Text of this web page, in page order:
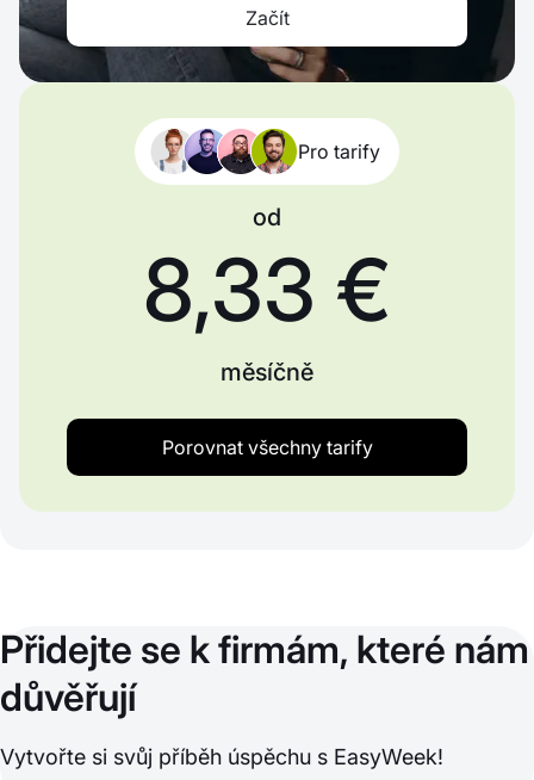
Začít
Pro tarify
od
8,33 €
měsíčně
Porovnat všechny tarify
Přidejte se k firmám, které nám
důvěřují
Vytvořte si svůj příběh úspěchu s EasyWeek!